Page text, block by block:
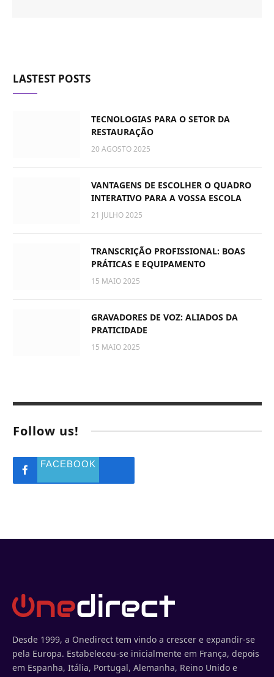
LASTEST POSTS
TECNOLOGIAS PARA O SETOR DA
RESTAURAÇÃO
20 AGOSTO 2025
VANTAGENS DE ESCOLHER O QUADRO
INTERATIVO PARA A VOSSA ESCOLA
21 JULHO 2025
TRANSCRIÇÃO PROFISSIONAL: BOAS
PRÁTICAS E EQUIPAMENTO
15 MAIO 2025
GRAVADORES DE VOZ: ALIADOS DA
PRATICIDADE
15 MAIO 2025
Follow us!
FACEBOOK
Desde 1999, a Onedirect tem vindo a crescer e expandir-se
pela Europa. Estabeleceu-se inicialmente em França, depois
em Espanha, Itália, Portugal, Alemanha, Reino Unido e